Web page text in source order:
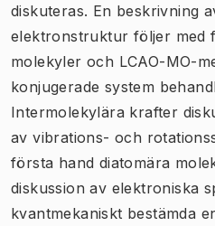
diskuteras. En beskrivning
elektronstruktur följer med
molekyler och LCAO-MO-
konjugerade system
Intermolekylära krafter
av vibrations- och
första hand diatomära
diskussion av elektroniska
kvantmekaniskt bestämda